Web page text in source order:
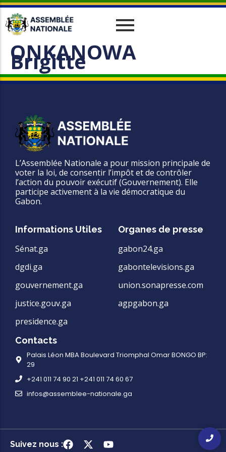
Historique
Missions
Organes
Vos Députés
Travaux
parlementaires
Relations Interparlementaires
Actualités
Evènements
Phototèque
ONKANOWA
Brigitte
L’Assemblée Nationale a pour mission principale de
voter la loi, de consentir l’impôt et de contrôler
l’action du pouvoir exécutif (Gouvernement). Elle
participe activement à la vie démocratique du
Gabon.
Informations Utiles
Sénat.ga
dgdi.ga
gouvernement.ga
justice.gouv.ga
presidence.ga
Organes de presse
gabon24.ga
gabontelevisions.ga
union.sonapresse.com
agpgabon.ga
Contacts
Palais Léon MBA Boulevard Triomphal Omar BONGO BP:
29
+241 011 74 90 21 +241 011 74 60 67
infos@assemblee-nationale.ga
Suivez nous :